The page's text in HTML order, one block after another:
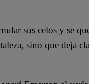
sus celos y se
sino que deja